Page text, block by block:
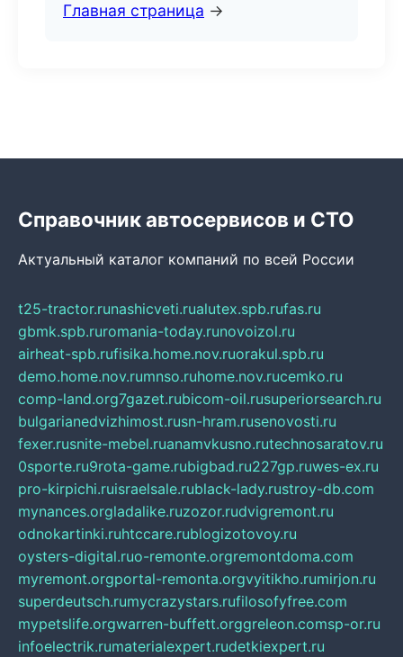
Главная страница →
Справочник автосервисов и СТО
Актуальный каталог компаний по всей России
t25-tractor.runashicveti.rualutex.spb.rufas.ru
gbmk.spb.ruromania-today.runovoizol.ru
airheat-spb.rufisika.home.nov.ruorakul.spb.ru
demo.home.nov.rumnso.ruhome.nov.rucemko.ru
comp-land.org7gazet.rubicom-oil.rusuperiorsearch.ru
bulgarianedvizhimost.rusn-hram.rusenovosti.ru
fexer.rusnite-mebel.ruanamvkusno.rutechnosaratov.ru
0sporte.ru9rota-game.rubigbad.ru227gp.ruwes-ex.ru
pro-kirpichi.ruisraelsale.rublack-lady.rustroy-db.com
mynances.orgladalike.ruzozor.rudvigremont.ru
odnokartinki.ruhtccare.rublogizotovoy.ru
oysters-digital.ruo-remonte.orgremontdoma.com
myremont.orgportal-remonta.orgvyitikho.rumirjon.ru
superdeutsch.rumycrazystars.rufilosofyfree.com
mypetslife.orgwarren-buffett.orggreleon.comsp-or.ru
infoelectrik.rumaterialexpert.rudetkiexpert.ru